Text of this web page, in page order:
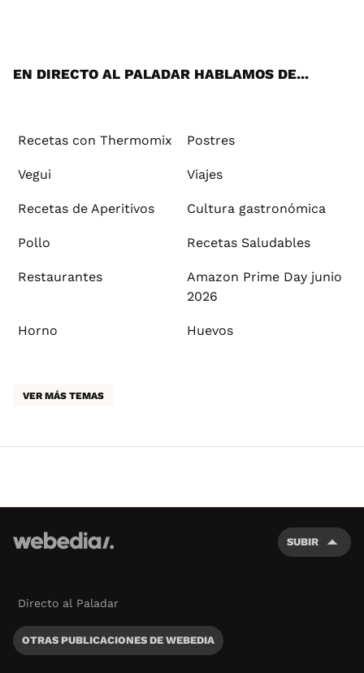
EN DIRECTO AL PALADAR HABLAMOS DE...
Recetas con Thermomix Postres
Vegui Viajes
Recetas de Aperitivos Cultura gastronómica
Pollo Recetas Saludables
Restaurantes
Amazon Prime Day junio
2026
Horno Huevos
VER MÁS TEMAS
SUBIR
Directo al Paladar
OTRAS PUBLICACIONES DE WEBEDIA